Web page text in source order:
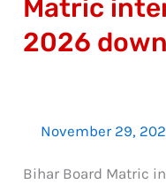
Matric
2026
November 29,
Bihar Board Matric